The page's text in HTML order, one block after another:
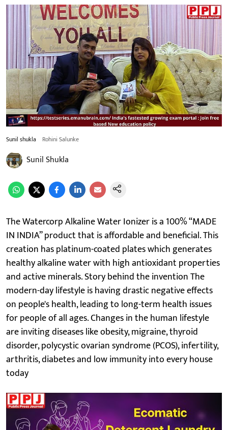
Sunil shukla Rohini Salunke
Sunil Shukla
The Watercorp Alkaline Water Ionizer is a 100% “MADE
IN INDIA” product that is affordable and beneficial. This
creation has platinum-coated plates which generates
healthy alkaline water with high antioxidant properties
and active minerals. Story behind the invention The
modern-day lifestyle is having drastic negative effects
on people's health, leading to long-term health issues
for people of all ages. Changes in the human lifestyle
are inviting diseases like obesity, migraine, thyroid
disorder, polycystic ovarian syndrome (PCOS), infertility,
arthritis, diabetes and low immunity into every house
today